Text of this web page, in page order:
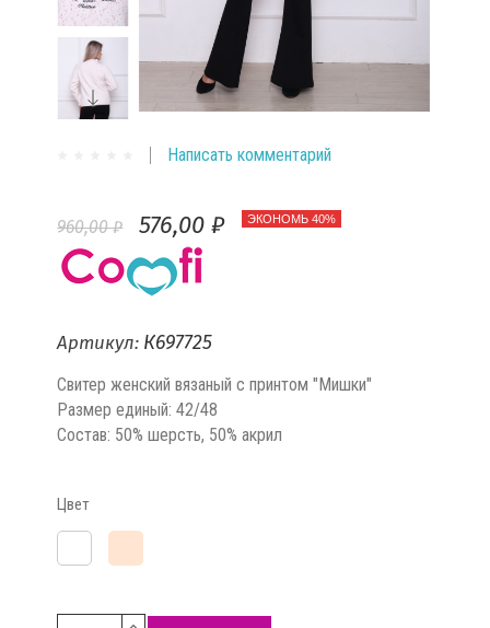
Написать комментарий
960,00 ₽ 576,00 ₽ ЭКОНОМЬ 40%
Артикул: К697725
Свитер женский вязаный с принтом "Мишки"
Размер единый: 42/48
Состав: 50% шерсть, 50% акрил
Цвет
розовый